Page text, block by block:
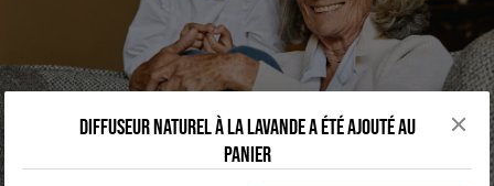
Diffuseur naturel à la lavande a été ajouté au
panier